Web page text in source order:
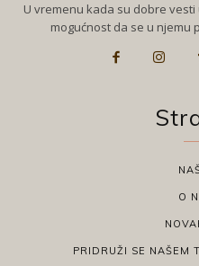
U vremenu kada su dobre
mogućnost da se u njemu
O
PRIDRUŽI SE NAŠEM